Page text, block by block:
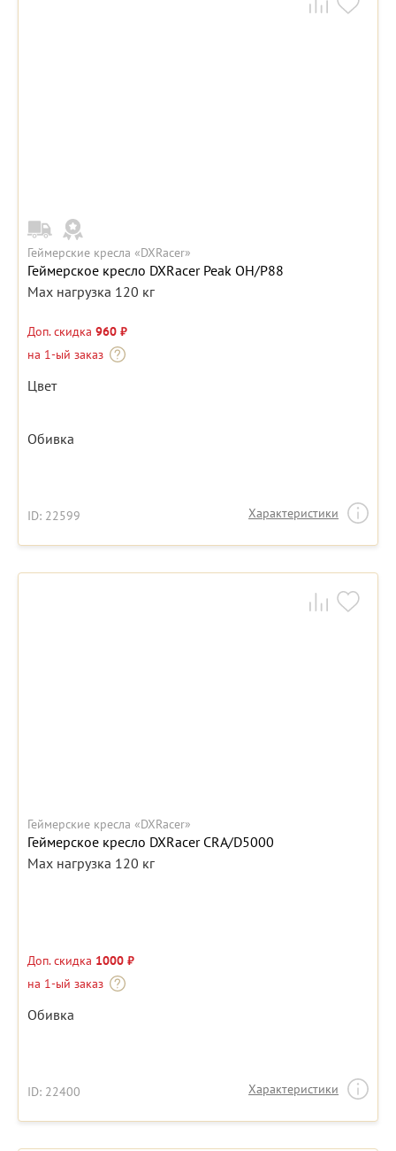
Геймерские кресла «DXRacer»
Геймерское кресло DXRacer Peak OH/P88
Max нагрузка 120 кг
Доп. скидка 960 ₽
на 1-ый заказ
Цвет
Обивка
ID: 22599 Характеристики
Геймерские кресла «DXRacer»
Геймерское кресло DXRacer CRA/D5000
Max нагрузка 120 кг
Доп. скидка 1000 ₽
на 1-ый заказ
Обивка
ID: 22400 Характеристики